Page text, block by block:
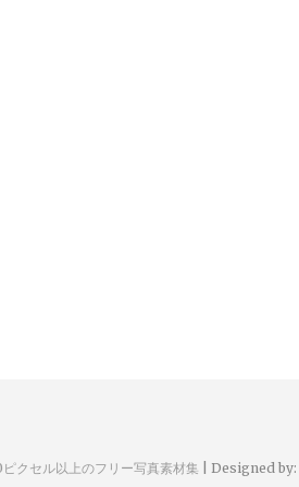
クセル以上のフリー写真素材集 | Designed by: